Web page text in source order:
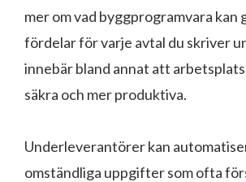
mer om vad byggprogramvara kan
fördelar för varje avtal du skriver
innebär bland annat att
säkra och mer produktiva.
Underleverantörer kan
omständliga uppgifter som ofta